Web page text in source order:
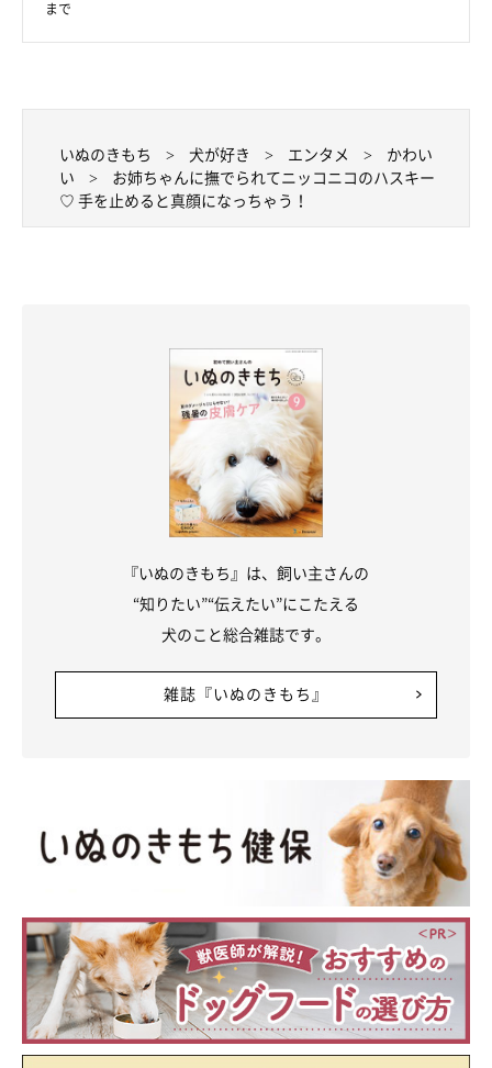
まで
いぬのきもち 犬が好き エンタメ
かわい
い
お姉ちゃんに撫でられてニッコニコのハスキー
♡ 手を止めると真顔になっちゃう！
『いぬのきもち』は、飼い主さんの
“知りたい”“伝えたい”にこたえる
犬のこと総合雑誌です。
雑誌『いぬのきもち』